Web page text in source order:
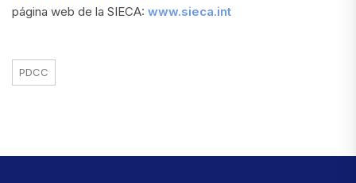
página web de la SIECA: www.sieca.int
PDCC